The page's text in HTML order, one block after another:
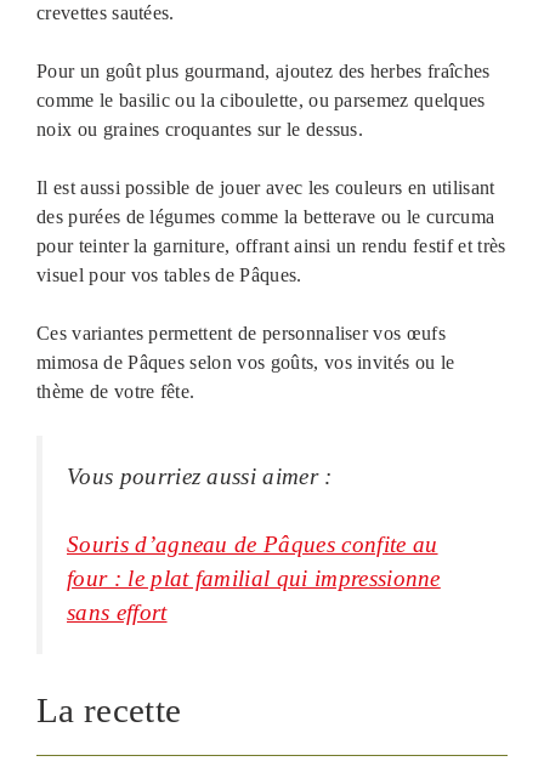
crevettes sautées.
Pour un goût plus gourmand, ajoutez des herbes fraîches
comme le basilic ou la ciboulette, ou parsemez quelques
noix ou graines croquantes sur le dessus.
Il est aussi possible de jouer avec les couleurs en utilisant
des purées de légumes comme la betterave ou le curcuma
pour teinter la garniture, offrant ainsi un rendu festif et très
visuel pour vos tables de Pâques.
Ces variantes permettent de personnaliser vos œufs
mimosa de Pâques selon vos goûts, vos invités ou le
thème de votre fête.
Vous pourriez aussi aimer :
Souris d’agneau de Pâques confite au
four : le plat familial qui impressionne
sans effort
La recette